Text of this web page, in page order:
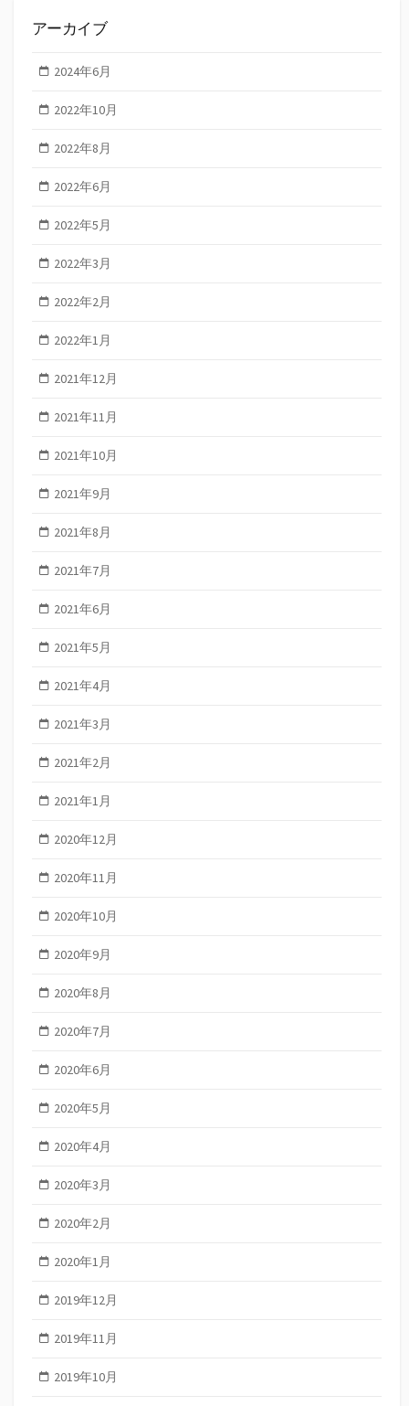
アーカイブ
2024年6月
2022年10月
2022年8月
2022年6月
2022年5月
2022年3月
2022年2月
2022年1月
2021年12月
2021年11月
2021年10月
2021年9月
2021年8月
2021年7月
2021年6月
2021年5月
2021年4月
2021年3月
2021年2月
2021年1月
2020年12月
2020年11月
2020年10月
2020年9月
2020年8月
2020年7月
2020年6月
2020年5月
2020年4月
2020年3月
2020年2月
2020年1月
2019年12月
2019年11月
2019年10月